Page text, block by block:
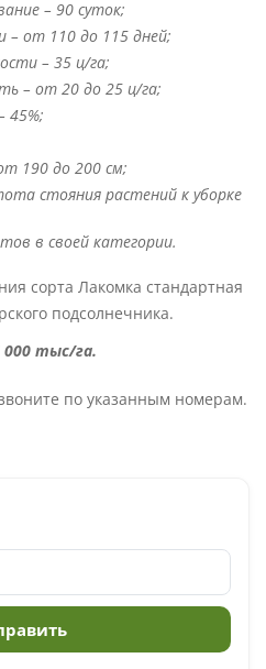
– 90 суток;
– от 110 до 115 дней;
– 35 ц/га;
– от 20 до 25 ц/га;
45%;
190 до 200 см;
стояния растений к уборке
в своей категории.
сорта Лакомка стандартная
подсолнечника.
000 тыс/га.
по указанным номерам.